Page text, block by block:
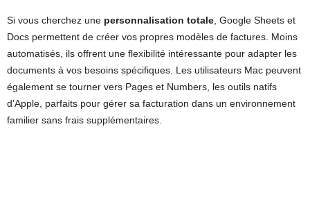
Si vous cherchez une personnalisation totale , Google Sheets et
Docs permettent de créer vos propres modèles de factures. Moins
automatisés, ils offrent une flexibilité intéressante pour adapter les
documents à vos besoins spécifiques. Les utilisateurs Mac peuvent
également se tourner vers Pages et Numbers, les outils natifs
d’Apple, parfaits pour gérer sa facturation dans un environnement
familier sans frais supplémentaires.